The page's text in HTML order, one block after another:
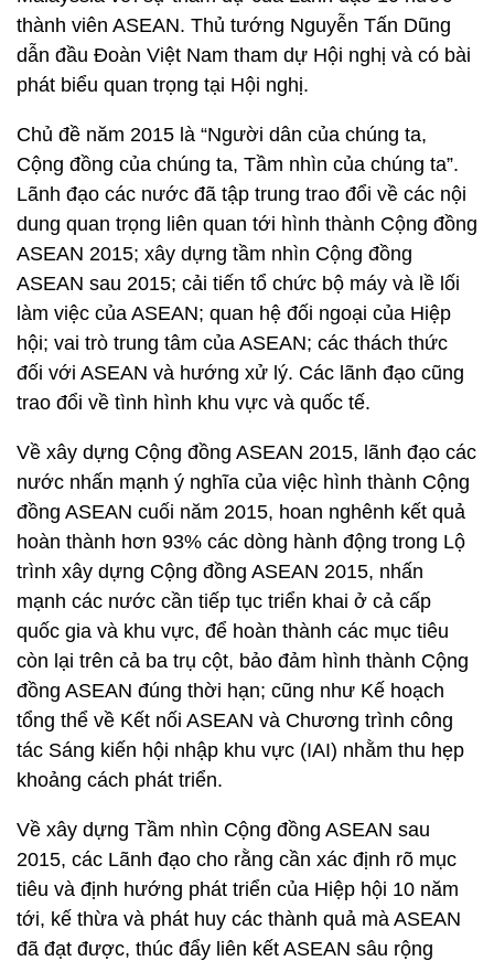
thành viên ASEAN. Thủ tướng Nguyễn Tấn Dũng
dẫn đầu Đoàn Việt Nam tham dự Hội nghị và có bài
phát biểu quan trọng tại Hội nghị.
Chủ đề năm 2015 là “Người dân của chúng ta,
Cộng đồng của chúng ta, Tầm nhìn của chúng ta”.
Lãnh đạo các nước đã tập trung trao đổi về các nội
dung quan trọng liên quan tới hình thành Cộng đồng
ASEAN 2015; xây dựng tầm nhìn Cộng đồng
ASEAN sau 2015; cải tiến tổ chức bộ máy và lề lối
làm việc của ASEAN; quan hệ đối ngoại của Hiệp
hội; vai trò trung tâm của ASEAN; các thách thức
đối với ASEAN và hướng xử lý. Các lãnh đạo cũng
trao đổi về tình hình khu vực và quốc tế.
Về xây dựng Cộng đồng ASEAN 2015, lãnh đạo các
nước nhấn mạnh ý nghĩa của việc hình thành Cộng
đồng ASEAN cuối năm 2015, hoan nghênh kết quả
hoàn thành hơn 93% các dòng hành động trong Lộ
trình xây dựng Cộng đồng ASEAN 2015, nhấn
mạnh các nước cần tiếp tục triển khai ở cả cấp
quốc gia và khu vực, để hoàn thành các mục tiêu
còn lại trên cả ba trụ cột, bảo đảm hình thành Cộng
đồng ASEAN đúng thời hạn; cũng như Kế hoạch
tổng thể về Kết nối ASEAN và Chương trình công
tác Sáng kiến hội nhập khu vực (IAI) nhằm thu hẹp
khoảng cách phát triển.
Về xây dựng Tầm nhìn Cộng đồng ASEAN sau
2015, các Lãnh đạo cho rằng cần xác định rõ mục
tiêu và định hướng phát triển của Hiệp hội 10 năm
tới, kế thừa và phát huy các thành quả mà ASEAN
đã đạt được, thúc đẩy liên kết ASEAN sâu rộng